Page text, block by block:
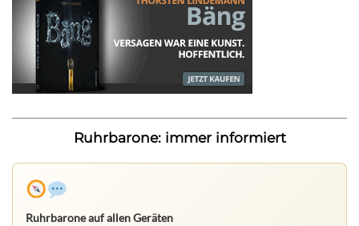
Ruhrbarone: immer informiert
Ruhrbarone auf allen Geräten